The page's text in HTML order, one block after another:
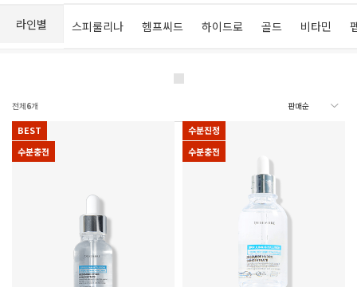
라인별 스피룰리나 헴프씨드 하이드로 골드 비타민
전체6개
BEST
수분충전
수분진정
수분충전